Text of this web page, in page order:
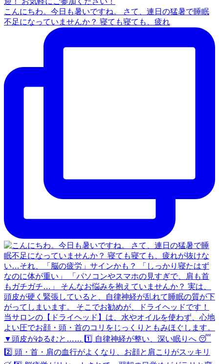
こんにちわ。今日も暑いですね。 さて、連日の猛暑で睡眠
不足になっていませんか？ 寝ても寝ても、疲れ